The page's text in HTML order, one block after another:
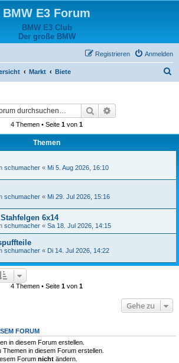
BMW E3 Forum
BMW E3 Club
Der große BMW
Anmelden
Registrieren
Markt Biete
Suche
4 Themen • Seite 1 von 1
Themen
schumacher « Mi 5. Aug 2026, 16:10
schumacher « Mi 29. Jul 2026, 15:16
6x14
schumacher « Sa 18. Jul 2026, 14:15
schumacher « Di 14. Jul 2026, 14:22
4 Themen • Seite 1 von 1
Gehe zu
FORUM
in diesem Forum erstellen.
Themen in diesem Forum erstellen.
Forum nicht ändern.